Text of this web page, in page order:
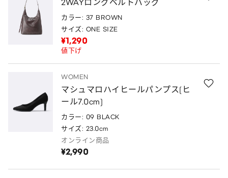
2WAYロングベルトバッグ
カラー: 37 BROWN
サイズ: ONE SIZE
¥1,290
値下げ
WOMEN
マシュマロハイヒールパンプス(ヒ
ール7.0cm)
カラー: 09 BLACK
サイズ: 23.0cm
オンライン商品
¥2,990